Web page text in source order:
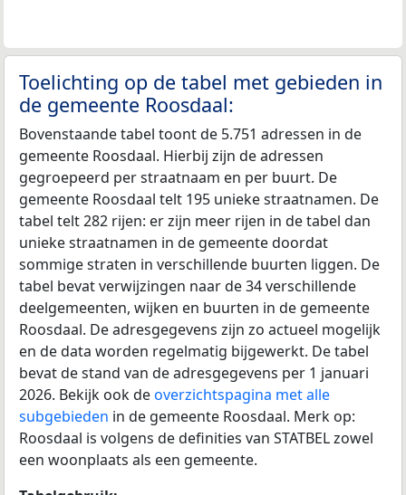
Toelichting op de tabel met gebieden in
de gemeente Roosdaal:
Bovenstaande tabel toont de 5.751 adressen in de
gemeente Roosdaal. Hierbij zijn de adressen
gegroepeerd per straatnaam en per buurt. De
gemeente Roosdaal telt 195 unieke straatnamen. De
tabel telt 282 rijen: er zijn meer rijen in de tabel dan
unieke straatnamen in de gemeente doordat
sommige straten in verschillende buurten liggen. De
tabel bevat verwijzingen naar de 34 verschillende
deelgemeenten, wijken en buurten in de gemeente
Roosdaal. De adresgegevens zijn zo actueel mogelijk
en de data worden regelmatig bijgewerkt. De tabel
bevat de stand van de adresgegevens per 1 januari
2026. Bekijk ook deoverzichtspagina met alle
subgebieden in de gemeente Roosdaal. Merk op:
Roosdaal is volgens de definities van STATBEL zowel
een woonplaats als een gemeente.